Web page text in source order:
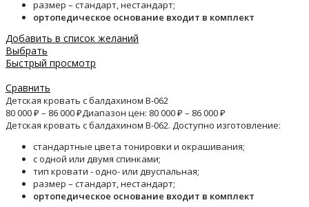
размер – стандарт, нестандарт;
ортопедическое основание входит в комплект
Добавить в список желаний
Выбрать
Быстрый просмотр
Сравнить
Детская кровать с балдахином B-062
80 000₽ – 86 000₽Диапазон цен: 80 000 ₽ – 86 000 ₽
Детская кровать с балдахином B-062. Доступно изготовление:
стандартные цвета тонировки и окрашивания;
с одной или двумя спинками;
тип кровати - одно- или двуспальная;
размер – стандарт, нестандарт;
ортопедическое основание входит в комплект